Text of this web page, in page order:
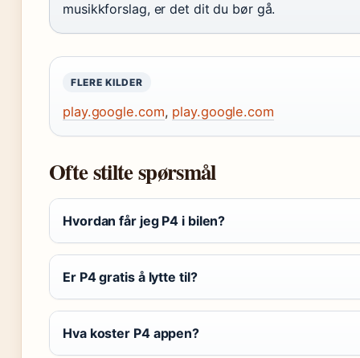
musikkforslag, er det dit du bør gå.
FLERE KILDER
play.google.com, play.google.com
Ofte stilte spørsmål
Hvordan får jeg P4 i bilen?
Er P4 gratis å lytte til?
Hva koster P4 appen?